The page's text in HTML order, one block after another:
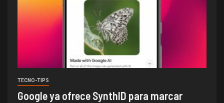
TECNO-TIPS
Google ya ofrece SynthID para marcar